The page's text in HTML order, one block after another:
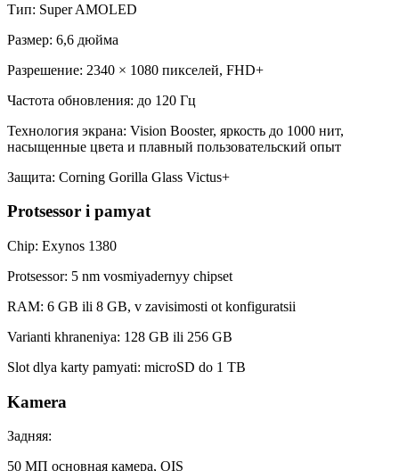
Тип: Super AMOLED
Размер: 6,6 дюйма
Разрешение: 2340 × 1080 пикселей, FHD+
Частота обновления: до 120 Гц
Технология экрана: Vision Booster, яркость до 1000 нит,
насыщенные цвета и плавный пользовательский опыт
Защита: Corning Gorilla Glass Victus+
Protsessor i pamyat
Chip: Exynos 1380
Protsessor: 5 nm vosmiyadernyy chipset
RAM: 6 GB ili 8 GB, v zavisimosti ot konfiguratsii
Varianti khraneniya: 128 GB ili 256 GB
Slot dlya karty pamyati: microSD do 1 TB
Kamera
Задняя:
50 МП основная камера, OIS